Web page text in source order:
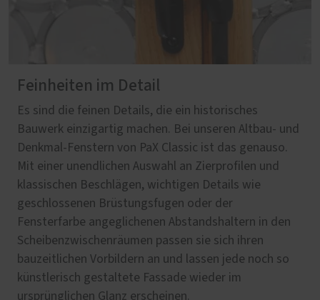
Feinheiten im Detail
Es sind die feinen Details, die ein historisches
Bauwerk einzigartig machen. Bei unseren Altbau- und
Denkmal-Fenstern von PaX Classic ist das genauso.
Mit einer unendlichen Auswahl an Zierprofilen und
klassischen Beschlägen, wichtigen Details wie
geschlossenen Brüstungsfugen oder der
Fensterfarbe angeglichenen Abstandshaltern in den
Scheibenzwischenräumen passen sie sich ihren
bauzeitlichen Vorbildern an und lassen jede noch so
künstlerisch gestaltete Fassade wieder im
ursprünglichen Glanz erscheinen.